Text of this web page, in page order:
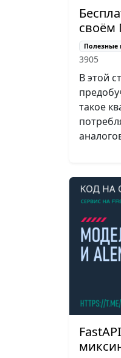
своём
Полезные
3905
В этой
такое